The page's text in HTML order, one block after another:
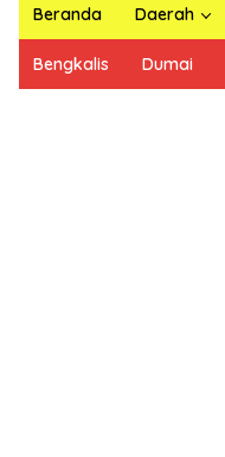
Beranda Daerah
Bengkalis Dumai